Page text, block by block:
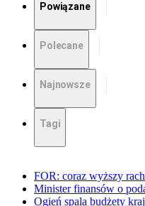
Powiązane
Polecane
Najnowsze
Tagi
FOR: coraz wyższy
Minister finansów o
Ogień spala budżety